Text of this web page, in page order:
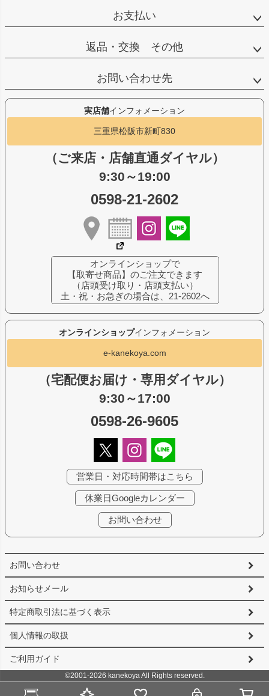
お支払い
返品・交換 その他
お問い合わせ先
お問い合わせ
お知らせメール
特定商取引法に基づく表示
個人情報の取扱
ご利用ガイド
オンラインショップインフォメーション
e-kanekoya.com
（宅配便お届け・専用ダイヤル）
9:30～17:00
0598-26-9605
営業日・対応時間帯はこちら
休業日Googleカレンダー
お問い合わせ
実店舗インフォメーション
三重県松阪市新町830
（ご来店・店舗直通ダイヤル）
9:30～19:00
0598-21-2602
オンラインショップで
【取寄せ商品】のご注文できます
（店頭受け取り・店頭支払い）
土・祝・お急ぎの場合は、21-2602へ
©2001-2026 kanekoya All Rights reserved.